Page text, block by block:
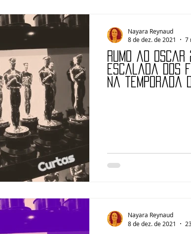
Rumo ao
escalada dos
na temporada
Nayara Reynaud
8 de dez. de 2021
7
Nayara Reynaud
8 de dez. de 2021